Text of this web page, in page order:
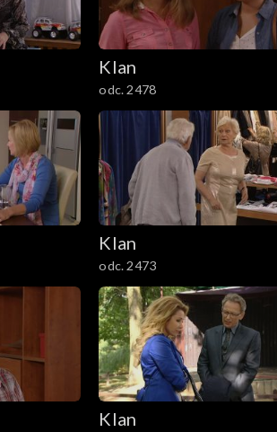
Klan
odc. 2478
Klan
odc. 2473
Klan